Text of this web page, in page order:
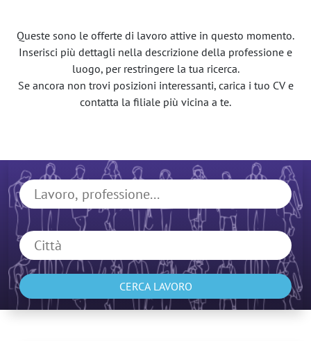
Queste sono le offerte di lavoro attive in questo momento.
Inserisci più dettagli nella descrizione della professione e
luogo, per restringere la tua ricerca.
Se ancora non trovi posizioni interessanti, carica i tuo CV e
contatta la filiale più vicina a te.
CERCA LAVORO